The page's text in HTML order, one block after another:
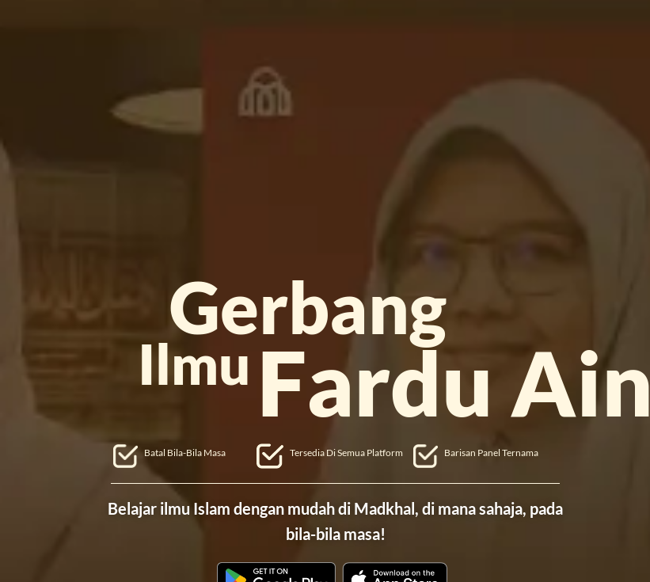
Gerbang
Ilmu Fardu Ain
Batal Bila-Bila Masa Tersedia Di Semua Platform Barisan Panel Ternama
Belajar ilmu Islam dengan mudah di Madkhal, di mana sahaja, pada
bila-bila masa!